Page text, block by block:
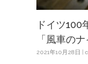
ドイツ100
「風車のナ
2021年10月28日